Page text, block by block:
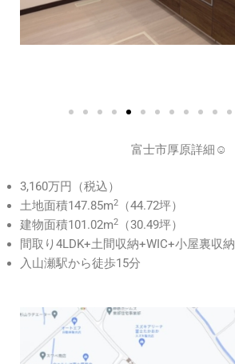
富士市厚原詳細☺
3,160万円（税込）
土地面積147.85m2
（44.72坪）
建物面積101.02m2
（30.49坪）
間取り4LDK+土間収納+WIC+小屋裏収納
入山瀬駅から徒歩15分